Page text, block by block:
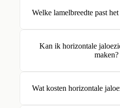
Welke lamelbreedte past
Kan ik horizontale
maken?
Wat kosten horizontale